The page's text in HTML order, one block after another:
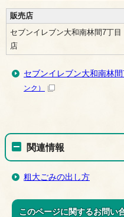
販売店
セブンイレブン大和南林間7丁目
店
セブンイレブン大和南林
ンク）
関連情報
粗大ごみの出し方
このページに関するお問い